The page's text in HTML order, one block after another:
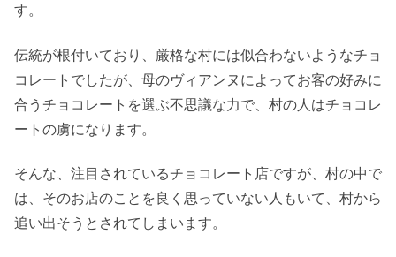
す。
伝統が根付いており、厳格な村には似合わないようなチョ
コレートでしたが、母のヴィアンヌによってお客の好みに
合うチョコレートを選ぶ不思議な力で、村の人はチョコレ
ートの虜になります。
そんな、注目されているチョコレート店ですが、村の中で
は、そのお店のことを良く思っていない人もいて、村から
追い出そうとされてしまいます。